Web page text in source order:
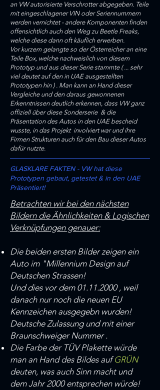
an VW autorisierte Verschrotter abgegeben. Teile
mit eingeschlagener VIN oder Seriennummern
werden vernichtet - andere Komponenten finden
offensichtlich auch den Weg zu Beetle Freaks,
welche diese dann oft käuflich erwerben.
Vor kurzem gelangte so der Österreicher an eine
Teile Box, welche nachweislich von diesem
Prototyp und aus dieser Serie stammte ( ... sehr
viel deutet auf den in UAE ausgestellten
Prototypen hin ) . Man kann an Hand dieser
Vergleiche und den daraus gewonnenen
Erkenntnissen deutlich erkennen, dass VW ganz
offiziell über diese Sonderserie & die
Präsentation des Autos in den UAE bescheid
wusste, in das Projekt involviert war und ihre
Firmen Strukturen auch für den Bau dieser Autos
dafür nutzte.
GLASKLARE FAKTEN - VW hat diese
Prototypen gebaut, getestet & in den UAE
Präsentiert!
Betrachten wir bei den nächsten
Bildern die Ähnlichkeiten & Logischen
Verknüpfungen genauer:
Die beiden ersten Bilder zeigen ein
Auto im "Millennium Design auf
Deutschen Strassen!
Und dies vor dem 01.11.2000 , weil
danach nur noch die neuen EU
Kennzeichen ausgegebn wurden!
Deutsche Zulassung und mit einer
Braunschweiger Nummer .
Die Farbe der TÜV Plakette würde
man an Hand des Bildes aufGRÜN
deuten, was auch Sinn macht und
dem Jahr 2000 entsprechen würde!